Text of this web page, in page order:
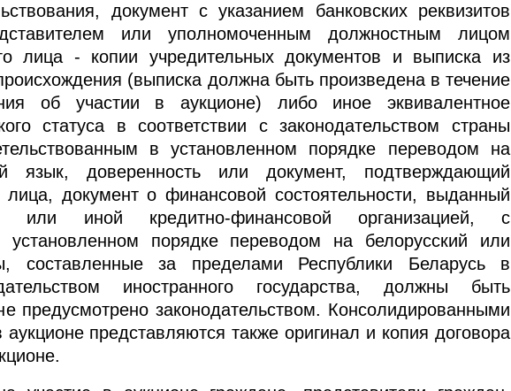
документ с указанием банковских реквизитов
или уполномоченным должностным лицом
лица - копии учредительных документов и выписка из
(выписка должна быть произведена в течение
об участии в аукционе) либо иное эквивалентное
статуса в соответствии с законодательством страны
в установленном порядке переводом на
язык, доверенность или документ, подтверждающий
лица, документ о финансовой состоятельности, выданный
или иной кредитно-финансовой организацией, с
установленном порядке переводом на белорусский или
составленные за пределами Республики Беларусь в
иностранного государства, должны быть
предусмотрено законодательством. Консолидированными
представляются также оригинал и копия договора